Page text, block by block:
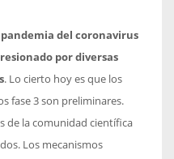
pandemia del coronavirus
por diversas
. Lo cierto hoy es que los
fase 3 son preliminares.
de la comunidad científica
Los mecanismos